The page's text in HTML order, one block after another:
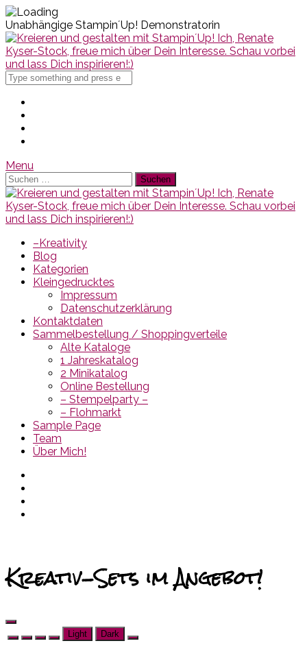
Unabhängige Stampin´Up! Demonstratorin
Search
for
Menu
Suchen
nach:
–Kreativity
Blog
Kategorien
Kleingedrucktes
Impressum
Datenschutzerklärung
Kontaktdaten
Sammelbestellung / Shoppingverteile
Alte Kataloge
1 Jahreskatalog
2 Minikatalog
Online Bestellung
– Stempelparty –
– Flohmarkt
Sample Page
Team
Über Mich!
Kreativ-Sets im Angebot!
Light Dark